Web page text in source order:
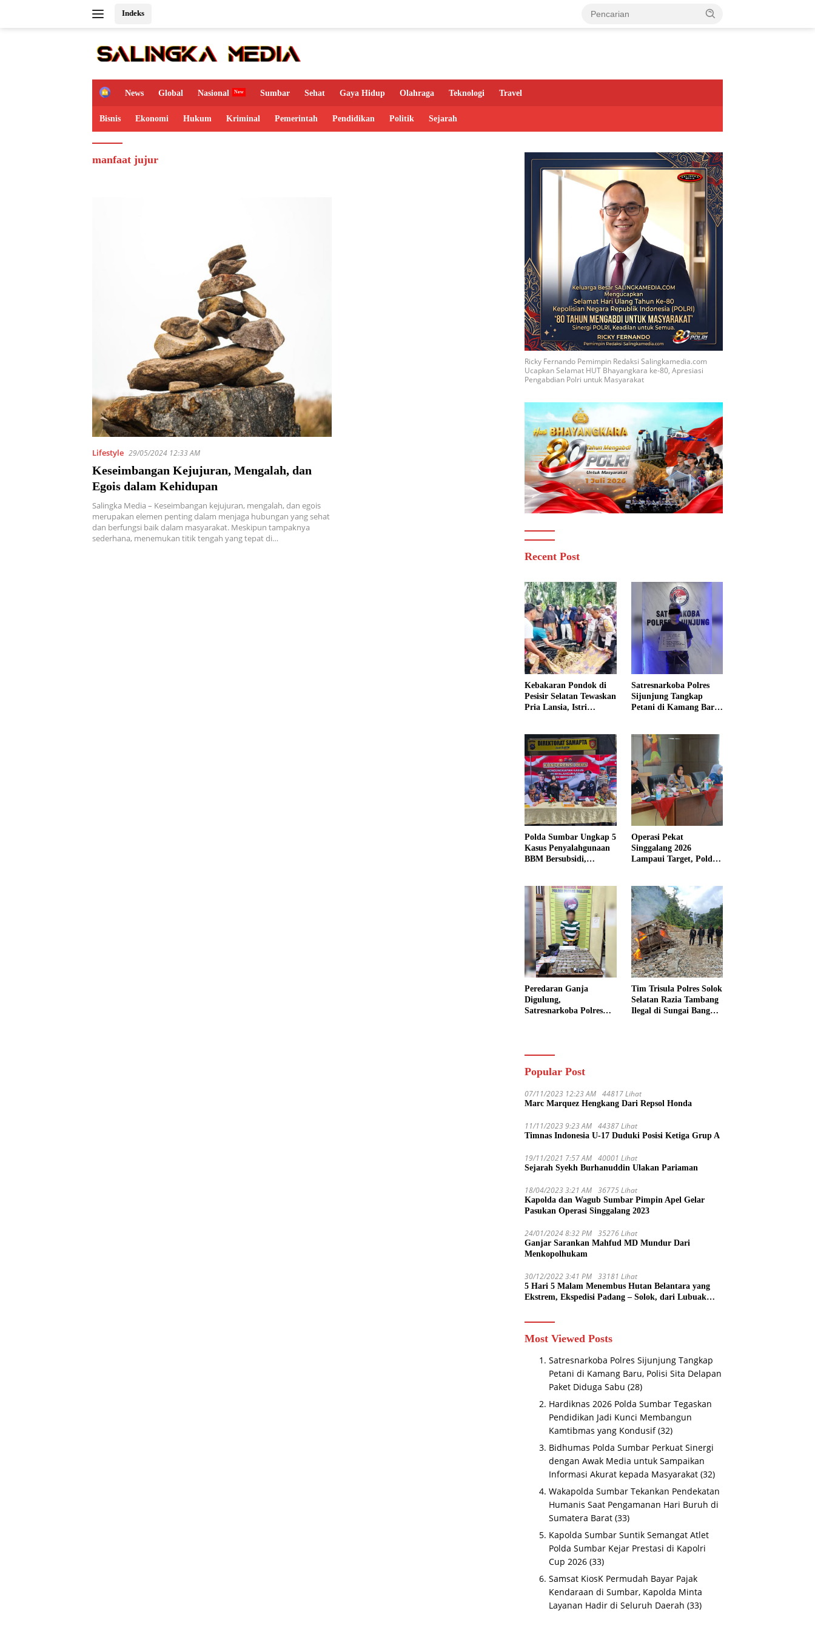
Indeks
H
m
e
News Global Nasional Sumbar Sehat Gaya Hidup Olahraga Teknologi Travel
Bisnis Ekonomi Hukum Kriminal Pemerintah Pendidikan Politik Sejarah
manfaat jujur
Lifestyle 29/05/2024 12:33 AM
Keseimbangan Kejujuran, Mengalah, dan
Egois dalam Kehidupan
Salingka Media – Keseimbangan kejujuran, mengalah, dan egois
merupakan elemen penting dalam menjaga hubungan yang sehat
dan berfungsi baik dalam masyarakat. Meskipun tampaknya
sederhana, menemukan titik tengah yang tepat di…
Ricky Fernando Pemimpin Redaksi Salingkamedia.com
Ucapkan Selamat HUT Bhayangkara ke-80, Apresiasi
Pengabdian Polri untuk Masyarakat
Recent Post
Kebakaran Pondok di
Pesisir Selatan Tewaskan
Pria Lansia, Istri
Satresnarkoba Polres
Sijunjung Tangkap
Petani di Kamang Baru,
Polda Sumbar Ungkap 5
Kasus Penyalahgunaan
BBM Bersubsidi,
Bio Solar
Operasi Pekat
Singgalang 2026
Lampaui Target, Polda
Kriminal
Peredaran Ganja
Digulung,
Satresnarkoba Polres
Datar
Tim Trisula Polres Solok
Selatan Razia Tambang
Ilegal di Sungai Bangko,
Popular Post
07/11/2023 12:23 AM 44817 Lihat
Marc Marquez Hengkang Dari Repsol Honda
11/11/2023 9:23 AM 44387 Lihat
Timnas Indonesia U-17 Duduki Posisi Ketiga Grup A
19/11/2021 7:57 AM 40001 Lihat
Sejarah Syekh Burhanuddin Ulakan Pariaman
18/04/2023 3:21 AM 36775 Lihat
Kapolda dan Wagub Sumbar Pimpin Apel Gelar
Pasukan Operasi Singgalang 2023
24/01/2024 8:32 PM 35276 Lihat
Ganjar Sarankan Mahfud MD Mundur Dari
Menkopolhukam
30/12/2022 3:41 PM 33181 Lihat
5 Hari 5 Malam Menembus Hutan Belantara yang
Ekstrem, Ekspedisi Padang – Solok, dari Lubuak
Most Viewed Posts
Satresnarkoba Polres Sijunjung Tangkap
Petani di Kamang Baru, Polisi Sita Delapan
Paket Diduga Sabu (28)
Hardiknas 2026 Polda Sumbar Tegaskan
Pendidikan Jadi Kunci Membangun
Kamtibmas yang Kondusif (32)
Bidhumas Polda Sumbar Perkuat Sinergi
dengan Awak Media untuk Sampaikan
Informasi Akurat kepada Masyarakat (32)
Wakapolda Sumbar Tekankan Pendekatan
Humanis Saat Pengamanan Hari Buruh di
Sumatera Barat (33)
Kapolda Sumbar Suntik Semangat Atlet
Polda Sumbar Kejar Prestasi di Kapolri
Cup 2026 (33)
Samsat KiosK Permudah Bayar Pajak
Kendaraan di Sumbar, Kapolda Minta
Layanan Hadir di Seluruh Daerah (33)